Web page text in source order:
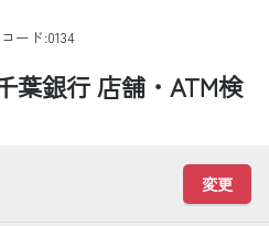
ード:0134
葉銀行 店舗・ATM検
変更